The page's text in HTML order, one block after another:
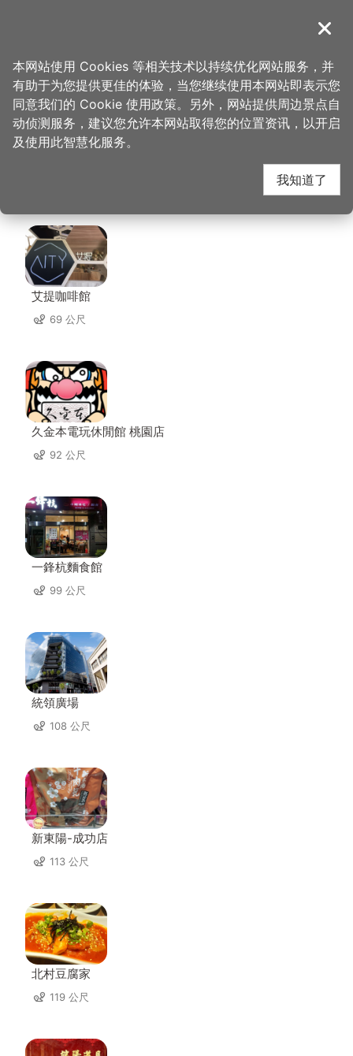
導覽
首页 > 想去的地方 > 住宿 > 城市商旅-桃园车站馆
城市商旅-桃园车站馆
周边店家
艾提咖啡館
69 公尺
久金本電玩休閒館 桃園店
92 公尺
一鋒杭麵食館
99 公尺
統領廣場
108 公尺
新東陽-成功店
113 公尺
北村豆腐家
119 公尺
关闭
本网站使用 Cookies 等相关技术以持续优化网站服务，并
有助于为您提供更佳的体验，当您继续使用本网站即表示您
同意我们的 Cookie 使用政策。另外，网站提供周边景点自
动侦测服务，建议您允许本网站取得您的位置资讯，以开启
及使用此智慧化服务。
我知道了